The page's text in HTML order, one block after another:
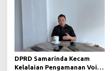
s
DPRD Samarinda Kecam
Kelalaian Pengamanan Void